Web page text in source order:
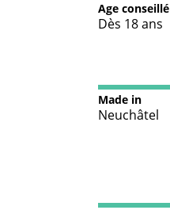
Age conseillé
Dès 18 ans
Made in
Neuchâtel